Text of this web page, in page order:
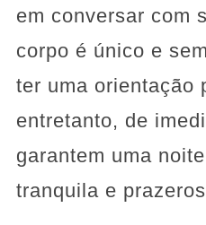
em conversar com
corpo é único e
ter uma orientação
entretanto, de
garantem uma
tranquila e